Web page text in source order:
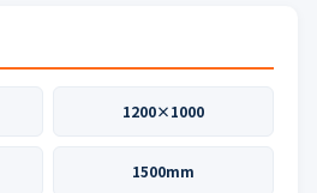
1200×1000
1500mm